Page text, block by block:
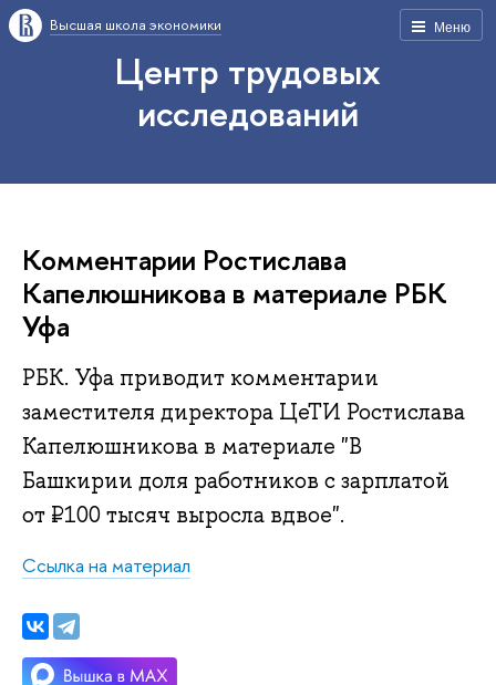
Меню
Высшая школа экономики
Центр трудовых
исследований
Комментарии Ростислава
Капелюшникова в материале РБК
Уфа
РБК. Уфа приводит комментарии
заместителя директора ЦеТИ Ростислава
Капелюшникова в материале "В
Башкирии доля работников с зарплатой
от ₽100 тысяч выросла вдвое".
Ссылка на материал